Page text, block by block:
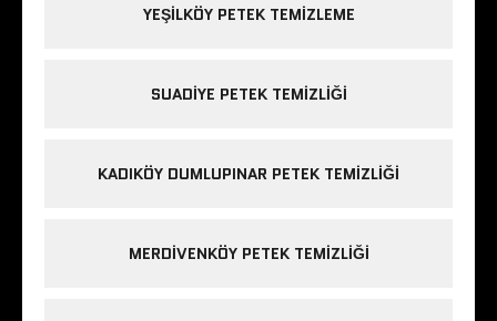
YEŞILKÖY PETEK TEMIZLEME
SUADIYE PETEK TEMIZLIĞI
KADIKÖY DUMLUPINAR PETEK TEMIZLIĞI
MERDIVENKÖY PETEK TEMIZLIĞI